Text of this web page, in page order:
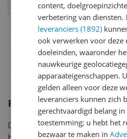
Belangrijkste
0817513018831
Productomschrijving
De borstel is ontwikkeld voor
content,
verbetering van diensten.
leveranciers (1892)
ook verwerken voor deze
doeleinden, waaronder
nauwkeurige
apparaateigenschappen.
gelden alleen voor deze
leveranciers kunnen zich
gerechtvaardigd belang in
toestemming; u hebt het
bezwaar te maken in